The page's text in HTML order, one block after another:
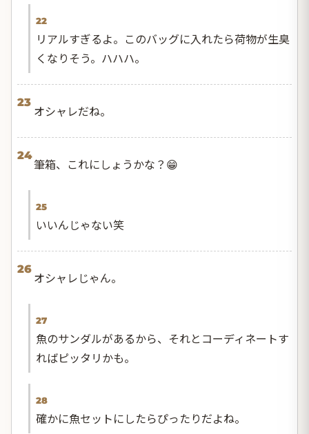
22
リアルすぎるよ。このバッグに入れたら荷物が生臭
くなりそう。ハハハ。
23
オシャレだね。
24
筆箱、これにしょうかな？😁
25
いいんじゃない笑
26
オシャレじゃん。
27
魚のサンダルがあるから、それとコーディネートす
ればピッタリかも。
28
確かに魚セットにしたらぴったりだよね。